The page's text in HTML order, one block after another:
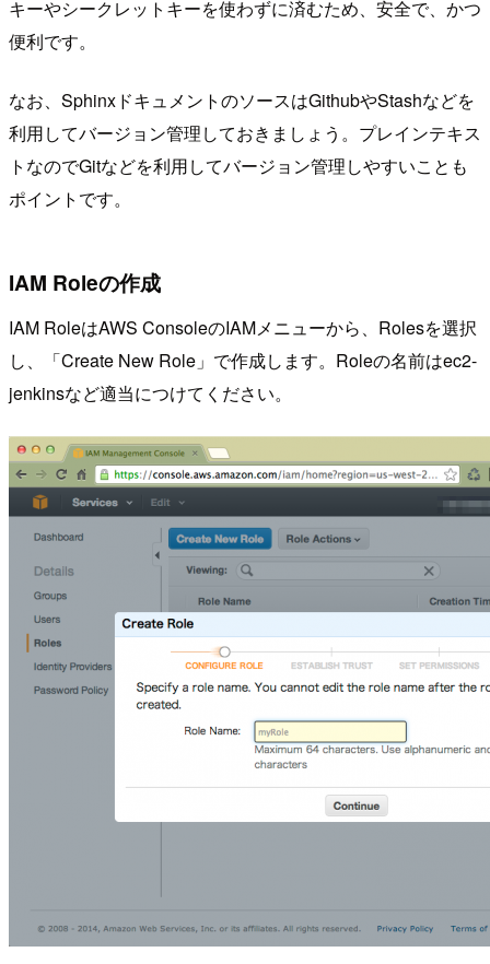
キーやシークレットキーを使わずに済むため、安全で、かつ
便利です。
なお、SphinxドキュメントのソースはGithubやStashなどを
利用してバージョン管理しておきましょう。プレインテキス
トなのでGitなどを利用してバージョン管理しやすいことも
ポイントです。
IAM Roleの作成
IAM RoleはAWS ConsoleのIAMメニューから、Rolesを選択
し、「Create New Role」で作成します。Roleの名前はec2-
jenkinsなど適当につけてください。